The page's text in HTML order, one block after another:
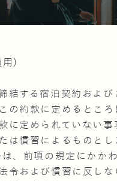
用)
結する宿泊契約および
の約款に定めるところ
に定められていない事
は慣習によるものとし
、前項の規定にかか
令および慣習に反しな